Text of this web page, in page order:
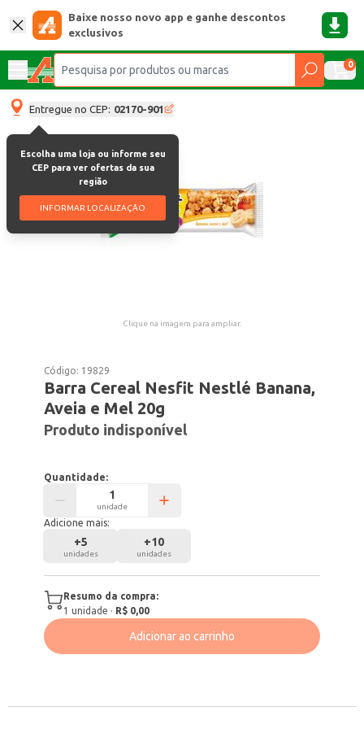
Baixe nosso novo app e ganhe descontos
exclusivos
0
Entregue no CEP: 02170-901
Escolha uma loja ou informe seu
CEP para ver ofertas da sua
região
INFORMAR LOCALIZAÇÃO
Clique na imagem para ampliar.
Código: 19829
Barra Cereal Nesfit Nestlé Banana,
Aveia e Mel 20g
Produto indisponível
Quantidade:
unidade
Adicione mais:
+5
unidades
+10
unidades
Resumo da compra:
1 unidade · R$ 0,00
Adicionar ao carrinho